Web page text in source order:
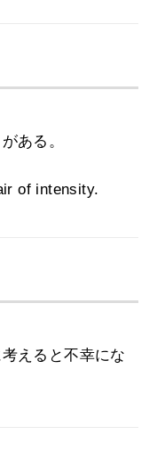
ある。
of intensity.
えると不幸にな